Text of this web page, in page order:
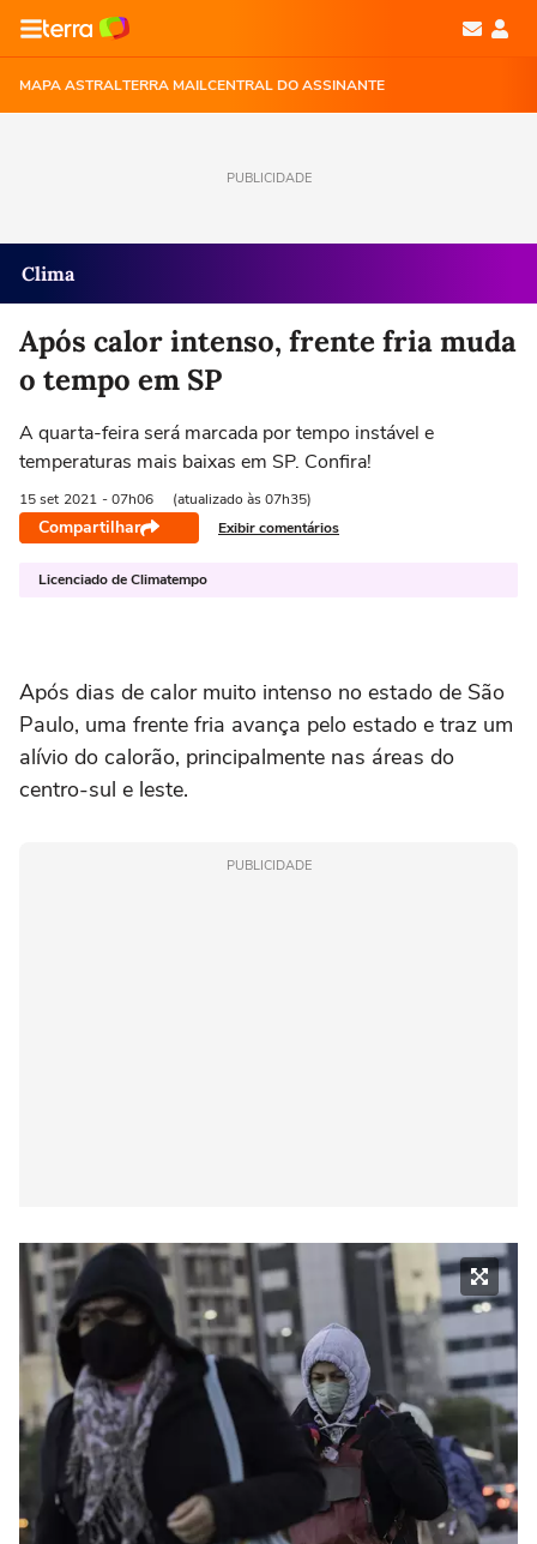
MAPA ASTRALTERRA MAILCENTRAL DO ASSINANTE
PUBLICIDADE
Clima
Após calor intenso, frente fria muda
o tempo em SP
A quarta-feira será marcada por tempo instável e
temperaturas mais baixas em SP. Confira!
15 set 2021 - 07h06 (atualizado às 07h35)
Compartilhar Exibir comentários
Licenciado de Climatempo
Após dias de calor muito intenso no estado de São
Paulo, uma frente fria avança pelo estado e traz um
alívio do calorão, principalmente nas áreas do
centro-sul e leste.
PUBLICIDADE